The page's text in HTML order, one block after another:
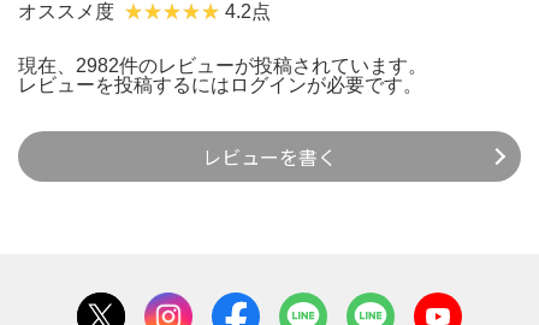
オススメ度 4.2点
現在、2982件のレビューが投稿されています。
レビューを投稿するには ログインが必要です。
レビューを書く